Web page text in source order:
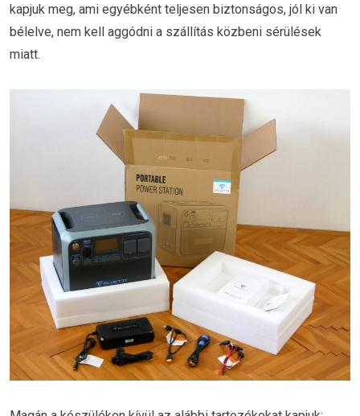
kapjuk meg, ami egyébként teljesen biztonságos, jól ki van
bélelve, nem kell aggódni a szállítás közbeni sérülések
miatt.